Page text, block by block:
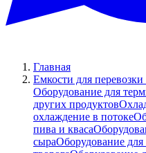
Главная
Емкости для
Оборудование для
других продуктов
охлаждение в потоке
пива и кваса
сыраОборудование для